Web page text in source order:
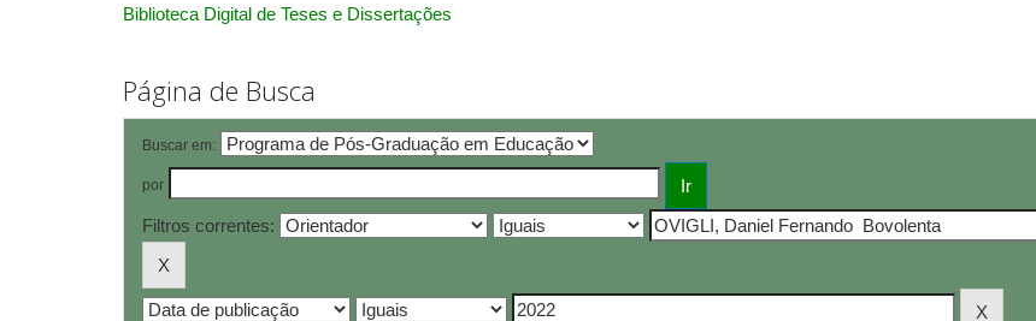
Biblioteca Digital de Teses e Dissertações
Página de Busca
Buscar em:
por
Filtros correntes: